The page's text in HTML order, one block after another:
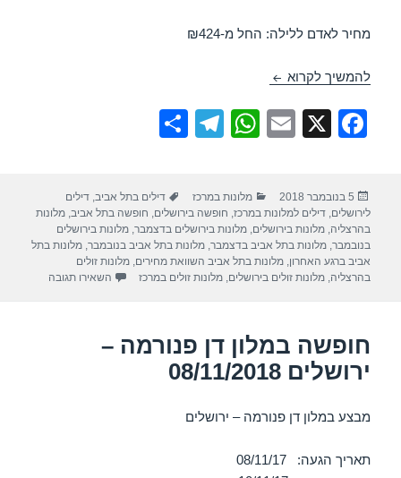
מחיר לאדם ללילה: החל מ-₪424
להמשיך לקרוא חופשה במלון פרימה המלכים – ירושלים 06/11/2018
F
e
b
o
X
E
W
s
A
p
T
gr
a
m
e
פורסם
בתאריך
5 בנובמבר 2018 קטגוריות
מלונות במרכז תגיות
דילים בתל אביב,דילים
לירושלים,דילים למלונות במרכז, חופשה בירושלים, חופשה בתל אביב,מלונות
בהרצליה,מלונות בירושלים,מלונות בירושלים בדצמבר,מלונות בירושלים
בנובמבר,מלונות בתל אביב בדצמבר,מלונות בתל אביב בנובמבר,מלונות בתל
אביב ברגע האחרון,מלונות בתל אביב השוואת מחירים,מלונות זולים
בהרצליה,מלונות זולים בירושלים,מלונות זולים במרכז השאירו תגובה
חופשה במלון דן פנורמה –
ירושלים 08/11/2018
מבצע במלון דן פנורמה – ירושלים
תאריך הגעה: 08/11/17